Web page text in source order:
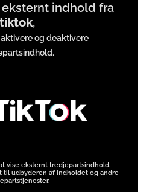
indhold fra
tiktok,
og deaktivere
vise eksternt tredjepartsindhold.
til udbyderen af indholdet og andre